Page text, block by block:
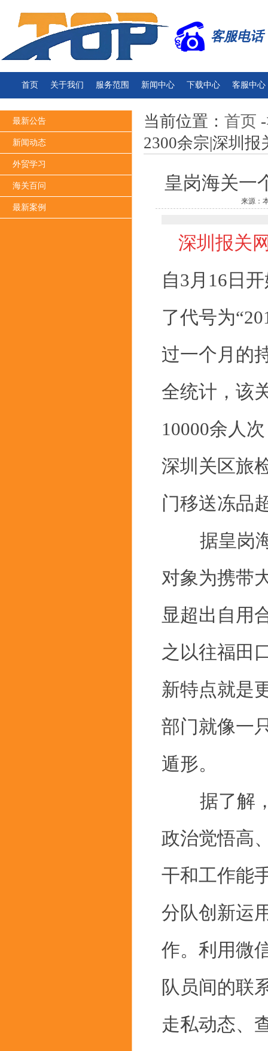
客服电话
首页 关于我们 服务范围 新闻中心 下载中心 客服中心
最新公告
新闻动态
外贸学习
海关百问
最新案例
当前位置： 首页
2300余宗|深圳报
皇岗海关一
来源
深圳报关
自3月16日
了代号为
过一个月的
全统计，该
10000余人
深圳关区旅
门移送冻品
据皇岗海
对象为携带
显超出自用
之以往福田
新特点就是
部门就像一
遁形。
据了解，
政治觉悟高
干和工作能
分队创新运
作。利用微
队员间的联
走私动态、